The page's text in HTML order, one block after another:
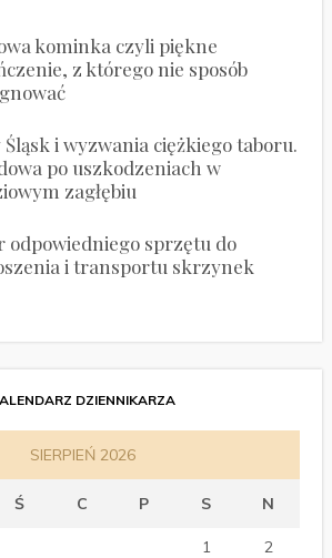
kominka czyli piękne
z którego nie sposób
i wyzwania ciężkiego taboru.
po uszkodzeniach w
zagłębiu
odpowiedniego sprzętu do
i transportu skrzynek
DZIENNIKARZA
SIERPIEŃ 2026
Ś C P S N
1
2